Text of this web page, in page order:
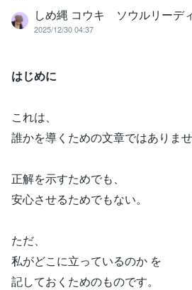
しめ縄 コウキ ソウルリーデ
2025/12/30 04:37
はじめに
これは、
誰かを導くための文章ではありませ
正解を示すためでも、
安心させるためでもない。
ただ、
私がどこに立っているのか を
記しておくためのものです。